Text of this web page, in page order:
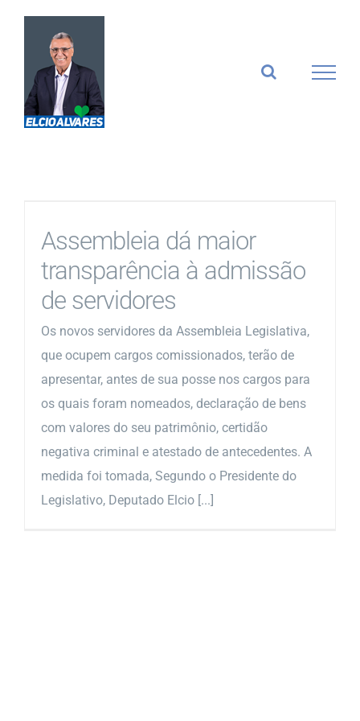
conteúdo
Assembleia dá maior
transparência à admissão
de servidores
Os novos servidores da Assembleia Legislativa,
que ocupem cargos comissionados, terão de
apresentar, antes de sua posse nos cargos para
os quais foram nomeados, declaração de bens
com valores do seu patrimônio, certidão
negativa criminal e atestado de antecedentes. A
medida foi tomada, Segundo o Presidente do
Legislativo, Deputado Elcio [...]